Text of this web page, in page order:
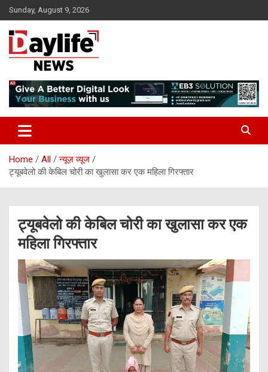
Skip
to
content
Sunday, August 9, 2026
daylifenews
Home All
न्यूज़ व्यूज
ट्यूबवेलो की केबिल चोरी का खुलासा कर एक महिला गिरफ्तार
ट्यूबवेलो की केबिल चोरी का खुलासा कर एक
महिला गिरफ्तार